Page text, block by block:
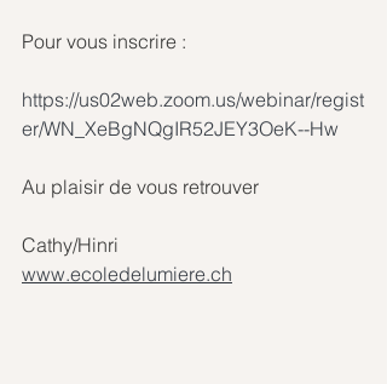
Pour vous inscrire :
https://us02web.zoom.us/webinar/regist
er/WN_XeBgNQgIR52JEY3OeK--Hw
Au plaisir de vous retrouver
Cathy/Hinri
www.ecoledelumiere.ch